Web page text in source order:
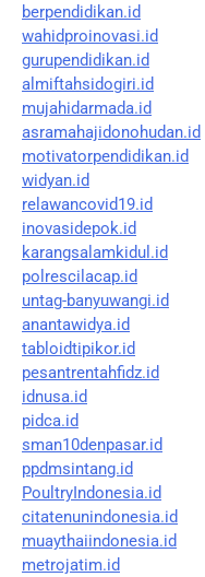
berpendidikan.id
wahidproinovasi.id
gurupendidikan.id
almiftahsidogiri.id
mujahidarmada.id
asramahajidonohudan.id
motivatorpendidikan.id
widyan.id
relawancovid19.id
inovasidepok.id
karangsalamkidul.id
polrescilacap.id
untag-banyuwangi.id
anantawidya.id
tabloidtipikor.id
pesantrentahfidz.id
idnusa.id
pidca.id
sman10denpasar.id
ppdmsintang.id
PoultryIndonesia.id
citatenunindonesia.id
muaythaiindonesia.id
metrojatim.id